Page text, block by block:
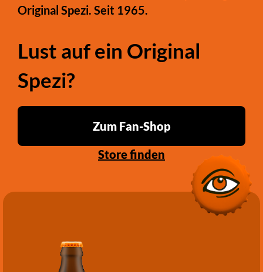
Original Spezi. Seit 1965.
Lust auf ein Original
Spezi?
Zum Fan-Shop
Store finden